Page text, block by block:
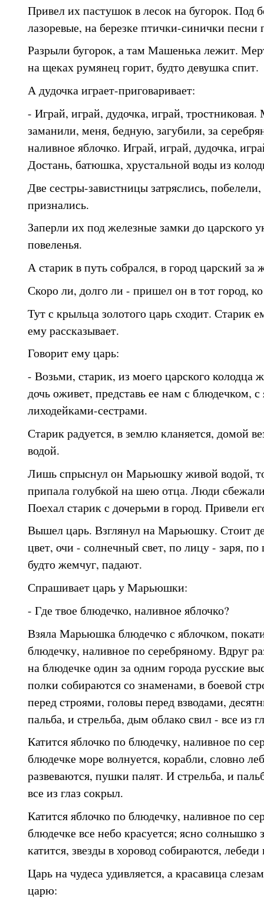
Привел их пастушок в лесок на бугорок. Под
лазоревые, на березке птички-синички песни
Разрыли бугорок, а там Машенька лежит.
на щеках румянец горит, будто девушка спит.
А дудочка играет-приговаривает:
- Играй, играй, дудочка, играй, тростниковая.
заманили, меня, бедную, загубили, за
наливное яблочко. Играй, играй, дудочка,
Достань, батюшка, хрустальной воды из
Две сестры-завистницы затряслись,
признались.
Заперли их под железные замки до царского
повеленья.
А старик в путь собрался, в город царский за
Скоро ли, долго ли - пришел он в тот город,
Тут с крыльца золотого царь сходит. Старик
ему рассказывает.
Говорит ему царь:
- Возьми, старик, из моего царского колодца
дочь оживет, представь ее нам с блюдечком, с
лиходейками-сестрами.
Старик радуется, в землю кланяется, домой
водой.
Лишь спрыснул он Марьюшку живой водой,
припала голубкой на шею отца. Люди
Поехал старик с дочерьми в город. Привели
Вышел царь. Взглянул на Марьюшку. Стоит
цвет, очи - солнечный свет, по лицу - заря, по
будто жемчуг, падают.
Спрашивает царь у Марьюшки:
- Где твое блюдечко, наливное яблочко?
Взяла Марьюшка блюдечко с яблочком,
блюдечку, наливное по серебряному. Вдруг
на блюдечке один за одним города русские
полки собираются со знаменами, в боевой
перед строями, головы перед взводами,
пальба, и стрельба, дым облако свил - все из
Катится яблочко по блюдечку, наливное по
блюдечке море волнуется, корабли, словно
развеваются, пушки палят. И стрельба, и
все из глаз сокрыл.
Катится яблочко по блюдечку, наливное по
блюдечке все небо красуется; ясно солнышко
катится, звезды в хоровод собираются,
Царь на чудеса удивляется, а красавица
царю: